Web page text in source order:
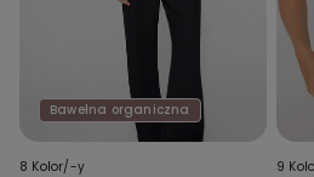
Bawełna organiczna
8 Kolor/-y 9